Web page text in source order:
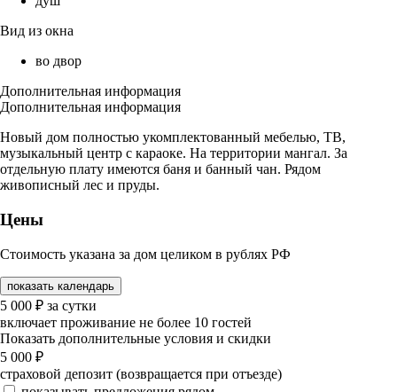
Вид из окна
во двор
Дополнительная информация
Дополнительная информация
Новый дом полностью укомплектованный мебелью, ТВ,
музыкальный центр с караоке. На территории мангал. За
отдельную плату имеются баня и банный чан. Рядом
живописный лес и пруды.
Цены
Стоимость указана за дом целиком в рублях РФ
показать календарь
5 000 ₽ за сутки
включает проживание не более 10 гостей
Показать дополнительные условия и скидки
5 000 ₽
страховой депозит (возвращается при отъезде)